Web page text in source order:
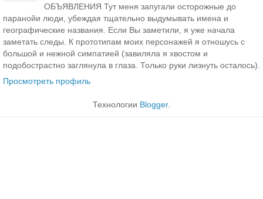
ОБЪЯВЛЕНИЯ Тут меня запугали осторожные до
паранойи люди, убеждая тщательно выдумывать имена и
географические названия. Если Вы заметили, я уже начала
заметать следы. К прототипам моих персонажей я отношусь с
большой и нежной симпатией (завиляла я хвостом и
подобострастно заглянула в глаза. Только руки лизнуть осталось).
Просмотреть профиль
Технологии Blogger.